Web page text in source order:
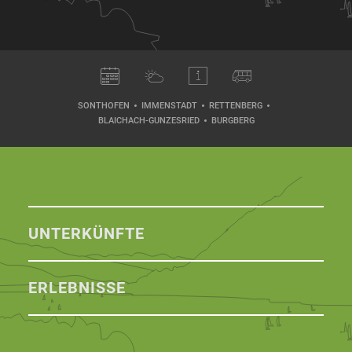
SONTHOFEN IMMENSTADT
RETTENBERG
BLAICHACH-GUNZESRIED
BURGBERG
UNTERKÜNFTE
ERLEBNISSE